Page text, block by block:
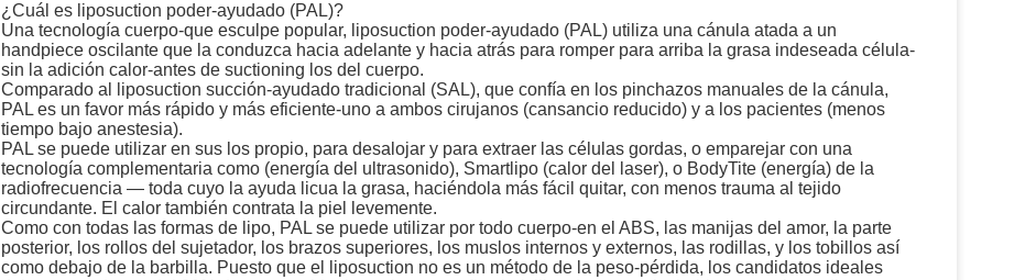
¿Cuál es liposuction poder-ayudado (PAL)?
Una tecnología cuerpo-que esculpe popular, liposuction poder-ayudado (PAL) utiliza una cánula atada a un
handpiece oscilante que la conduzca hacia adelante y hacia atrás para romper para arriba la grasa indeseada célula-
sin la adición calor-antes de suctioning los del cuerpo.
Comparado al liposuction succión-ayudado tradicional (SAL), que confía en los pinchazos manuales de la cánula,
PAL es un favor más rápido y más eficiente-uno a ambos cirujanos (cansancio reducido) y a los pacientes (menos
tiempo bajo anestesia).
PAL se puede utilizar en sus los propio, para desalojar y para extraer las células gordas, o emparejar con una
tecnología complementaria como (energía del ultrasonido), Smartlipo (calor del laser), o BodyTite (energía) de la
radiofrecuencia — toda cuyo la ayuda licua la grasa, haciéndola más fácil quitar, con menos trauma al tejido
circundante. El calor también contrata la piel levemente.
Como con todas las formas de lipo, PAL se puede utilizar por todo cuerpo-en el ABS, las manijas del amor, la parte
posterior, los rollos del sujetador, los brazos superiores, los muslos internos y externos, las rodillas, y los tobillos así
como debajo de la barbilla. Puesto que el liposuction no es un método de la peso-pérdida, los candidatos ideales